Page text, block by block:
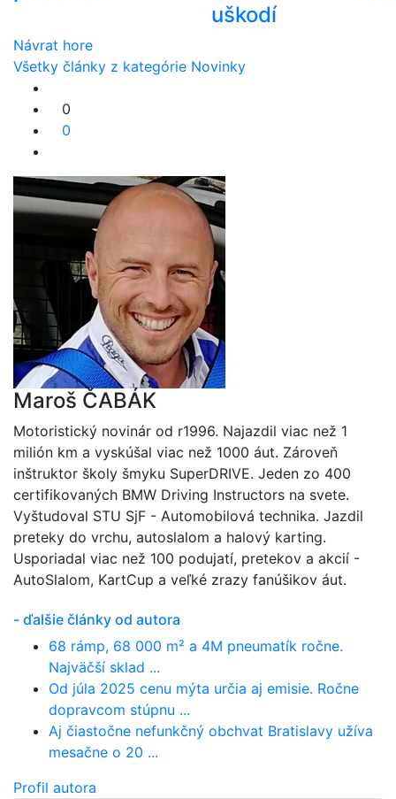
uškodí
Návrat hore
Všetky články z kategórie Novinky
0
0
Maroš ČABÁK
Motoristický novinár od r1996. Najazdil viac než 1
milión km a vyskúšal viac než 1000 áut. Zároveň
inštruktor školy šmyku SuperDRIVE. Jeden zo 400
certifikovaných BMW Driving Instructors na svete.
Vyštudoval STU SjF - Automobilová technika. Jazdil
preteky do vrchu, autoslalom a halový karting.
Usporiadal viac než 100 podujatí, pretekov a akcií -
AutoSlalom, KartCup a veľké zrazy fanúšikov áut.
- ďalšie články od autora
68 rámp, 68 000 m² a 4M pneumatík ročne.
Najväčší sklad ...
Od júla 2025 cenu mýta určia aj emisie. Ročne
dopravcom stúpnu ...
Aj čiastočne nefunkčný obchvat Bratislavy užíva
mesačne o 20 ...
Profil autora